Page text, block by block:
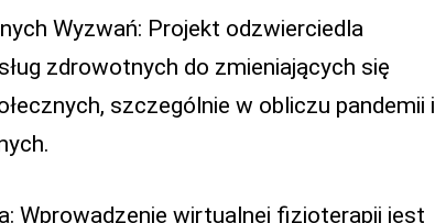
Wyzwań: Projekt odzwierciedla
zdrowotnych do zmieniających się
szczególnie w obliczu pandemii i
Wprowadzenie wirtualnej fizjoterapii jest